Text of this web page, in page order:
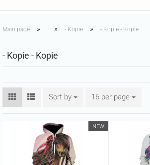
Main page » » - Kopie » - Kopie - Kopie
- Kopie - Kopie
Sort by
Sort by 16 per page
per page
NEW